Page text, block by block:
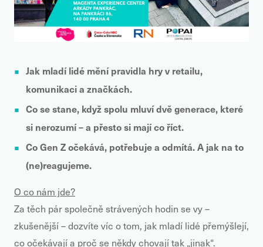
Jak mladí lidé mění pravidla hry v retailu,
komunikaci a značkách.
Co se stane, když spolu mluví dvě generace, které
si nerozumí – a přesto si mají co říct.
Co Gen Z očekává, potřebuje a odmítá. A jak na to
(ne)reagujeme.
O co nám jde?
Za těch pár společně strávených hodin se vy –
zkušenější – dozvíte víc o tom, jak mladí lidé přemýšlejí,
co očekávají a proč se někdy chovají tak „jinak“.